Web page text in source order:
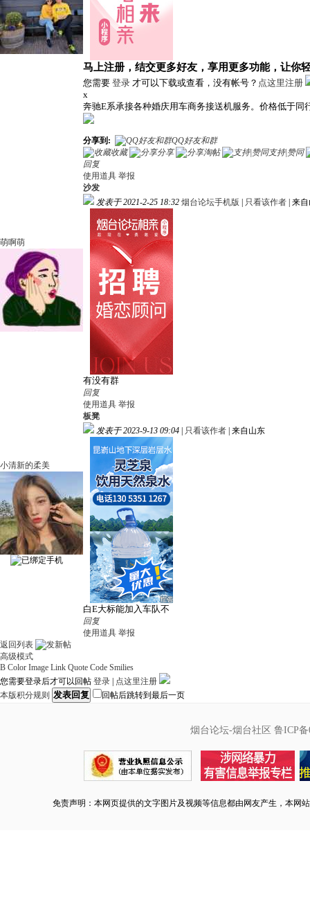
马上注册，结交更多好友，享用更多功能，让你
您需要 登录 才可以下载或查看，没有帐号？ 点这里注册
x
奔驰E系承接各种婚庆用车商务接送机服务。价格低于同
分享到:
QQ好友和群
收藏
分享 淘帖
支持|赞同
回复
使用道具 举报
萌啊萌
沙发
发表于 2021-2-25 18:32 烟台论坛手机版 只看该作者 来
有没有群
回复
使用道具 举报
小清新的柔美
板凳
发表于 2023-9-13 09:04
只看该作者 来自山东
白E大标能加入车队不
回复
使用道具 举报
返回列表
高级模式
B Color Image Link Quote Code Smilies
您需要登录后才可以回帖 登录
点这里注册
本版积分规则 发表回复 回帖后跳转到最后一页
烟台论坛-烟台社区 鲁ICP备
免责声明：本网页提供的文字图片及视频等信息都由网友产生，本网